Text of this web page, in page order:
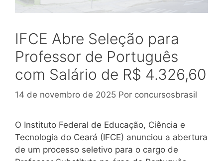
IFCE Abre Seleção para
Professor de Português
com Salário de R$ 4.326,60
14 de novembro de 2025 Por concursosbrasil
O Instituto Federal de Educação, Ciência e
Tecnologia do Ceará (IFCE) anunciou a abertura
de um processo seletivo para o cargo de